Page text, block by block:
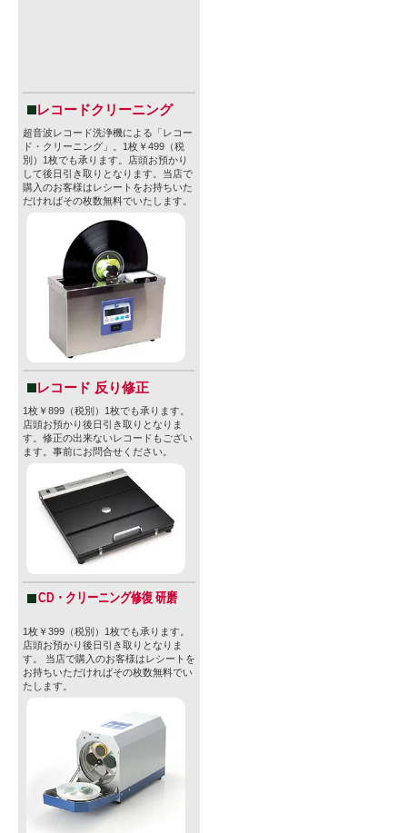
レコードクリーニング
超音波レコード洗浄機による「レコー
ド・クリーニング」。1枚￥499（税
別）1枚でも承ります。店頭お預かり
して後日引き取りとなります。当店で
購入のお客様はレシートをお持ちいた
だければその枚数無料でいたします。
レコード 反り修正
1枚￥899（税別）1枚でも承ります。
店頭お預かり後日引き取りとなりま
す。修正の出来ないレコードもござい
ます。事前にお問合せください。
CD・クリーニング修復 研磨
1枚￥399（税別）1枚でも承ります。
店頭お預かり後日引き取りとなりま
す。 当店で購入のお客様はレシートを
お持ちいただければその枚数無料でい
たします。